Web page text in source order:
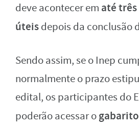
deve acontecer em até
úteisdepois da conclusão
Sendo assim, se o Inep
normalmente o prazo
edital, os participantes do
poderão acessar o